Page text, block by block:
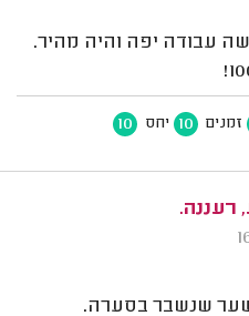
עבודה יפה והיה מהיר.
זמנים 10 יחס 10
רעננה.
שנשבר בסערה.